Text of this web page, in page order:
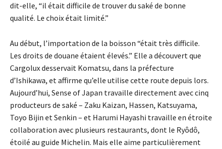
dit-elle, “il était difficile de trouver du saké de bonne
qualité. Le choix était limité.”
Au début, l’importation de la boisson “était très difficile.
Les droits de douane étaient élevés.” Elle a découvert que
Cargolux desservait Komatsu, dans la préfecture
d’Ishikawa, et affirme qu’elle utilise cette route depuis lors.
Aujourd’hui, Sense of Japan travaille directement avec cinq
producteurs de saké – Zaku Kaizan, Hassen, Katsuyama,
Toyo Bijin et Senkin – et Harumi Hayashi travaille en étroite
collaboration avec plusieurs restaurants, dont le Ryôdô,
étoilé au guide Michelin. Mais elle aime particulièrement